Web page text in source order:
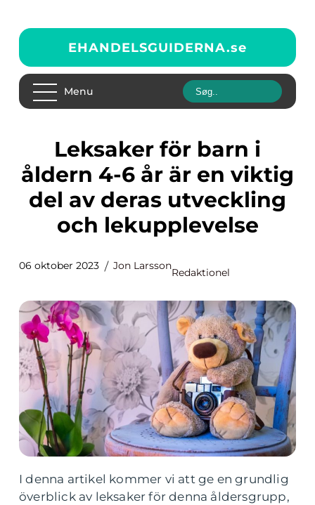
EHANDELSGUIDERNA.se
Menu
Leksaker för barn i
åldern 4-6 år är en viktig
del av deras utveckling
och lekupplevelse
06 oktober 2023 Jon Larsson
Redaktionel
I denna artikel kommer vi att ge en grundlig
överblick av leksaker för denna åldersgrupp,